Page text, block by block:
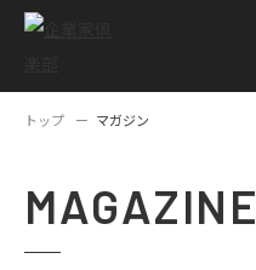
トップ マガジン
MAGAZINE